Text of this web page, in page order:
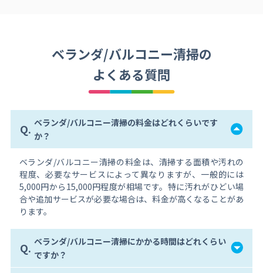
ベランダ/バルコニー清掃の
よくある質問
Q. ベランダ/バルコニー清掃の料金はどれくらいです
か？
ベランダ/バルコニー清掃の料金は、清掃する面積や汚れの
程度、必要なサービスによって異なりますが、一般的には
5,000円から15,000円程度が相場です。特に汚れがひどい場
合や追加サービスが必要な場合は、料金が高くなることがあ
ります。
Q. ベランダ/バルコニー清掃にかかる時間はどれくらい
ですか？